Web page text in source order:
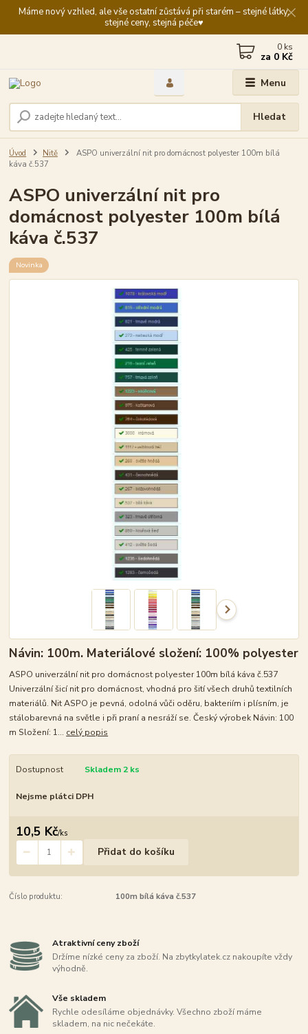
Máme nový vzhled, ale vše ostatní zůstává při starém – stejné látky,
stejné ceny, stejná péče♥️
Menu
Hledat
0 ks
za 0 Kč
Úvod Nitě
ASPO univerzální nit pro domácnost polyester 100m bílá
káva č.537
ASPO univerzální nit pro
domácnost polyester 100m bílá
káva č.537
Novinka
Návin: 100m. Materiálové složení: 100% polyester
ASPO univerzální nit pro domácnost polyester 100m bílá káva č.537
Univerzální šicí nit pro domácnost, vhodná pro šití všech druhů textilních
materiálů. Nit ASPO je pevná, odolná vůči oděru, bakteriím i plísním, je
stálobarevná na světle i při praní a nesráží se. Český výrobek Návin: 100
m Složení: 1... celý popis
Dostupnost Skladem 2 ks
Nejsme plátci DPH
10,5 Kč/ks
Přidat do košíku
Číslo produktu: 100m bílá káva č.537
Atraktivní ceny zboží
Držíme nízké ceny za zboží. Na zbytkylatek.cz nakoupíte vždy
výhodně.
Vše skladem
Rychle odesíláme objednávky. Všechno zboží máme
skladem, na nic nečekáte.